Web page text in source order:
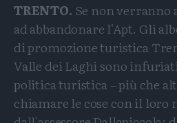
TRENTO. Se non verranno
ad abbandonare l'Apt. Gli
di promozione turistica
Valle dei Laghi sono
politica turistica – più che
chiamare le cose con il